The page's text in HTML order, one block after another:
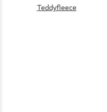
Teddyfleece